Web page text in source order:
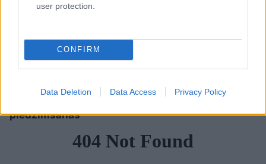
user protection.
CONFIRM
Data Deletion Data Access Privacy Policy
“Man nebija tās mātes
Didrihsone atklāti par
piedzimšanas
“Pirmo reizi ko tādu
par veikalā novēroto